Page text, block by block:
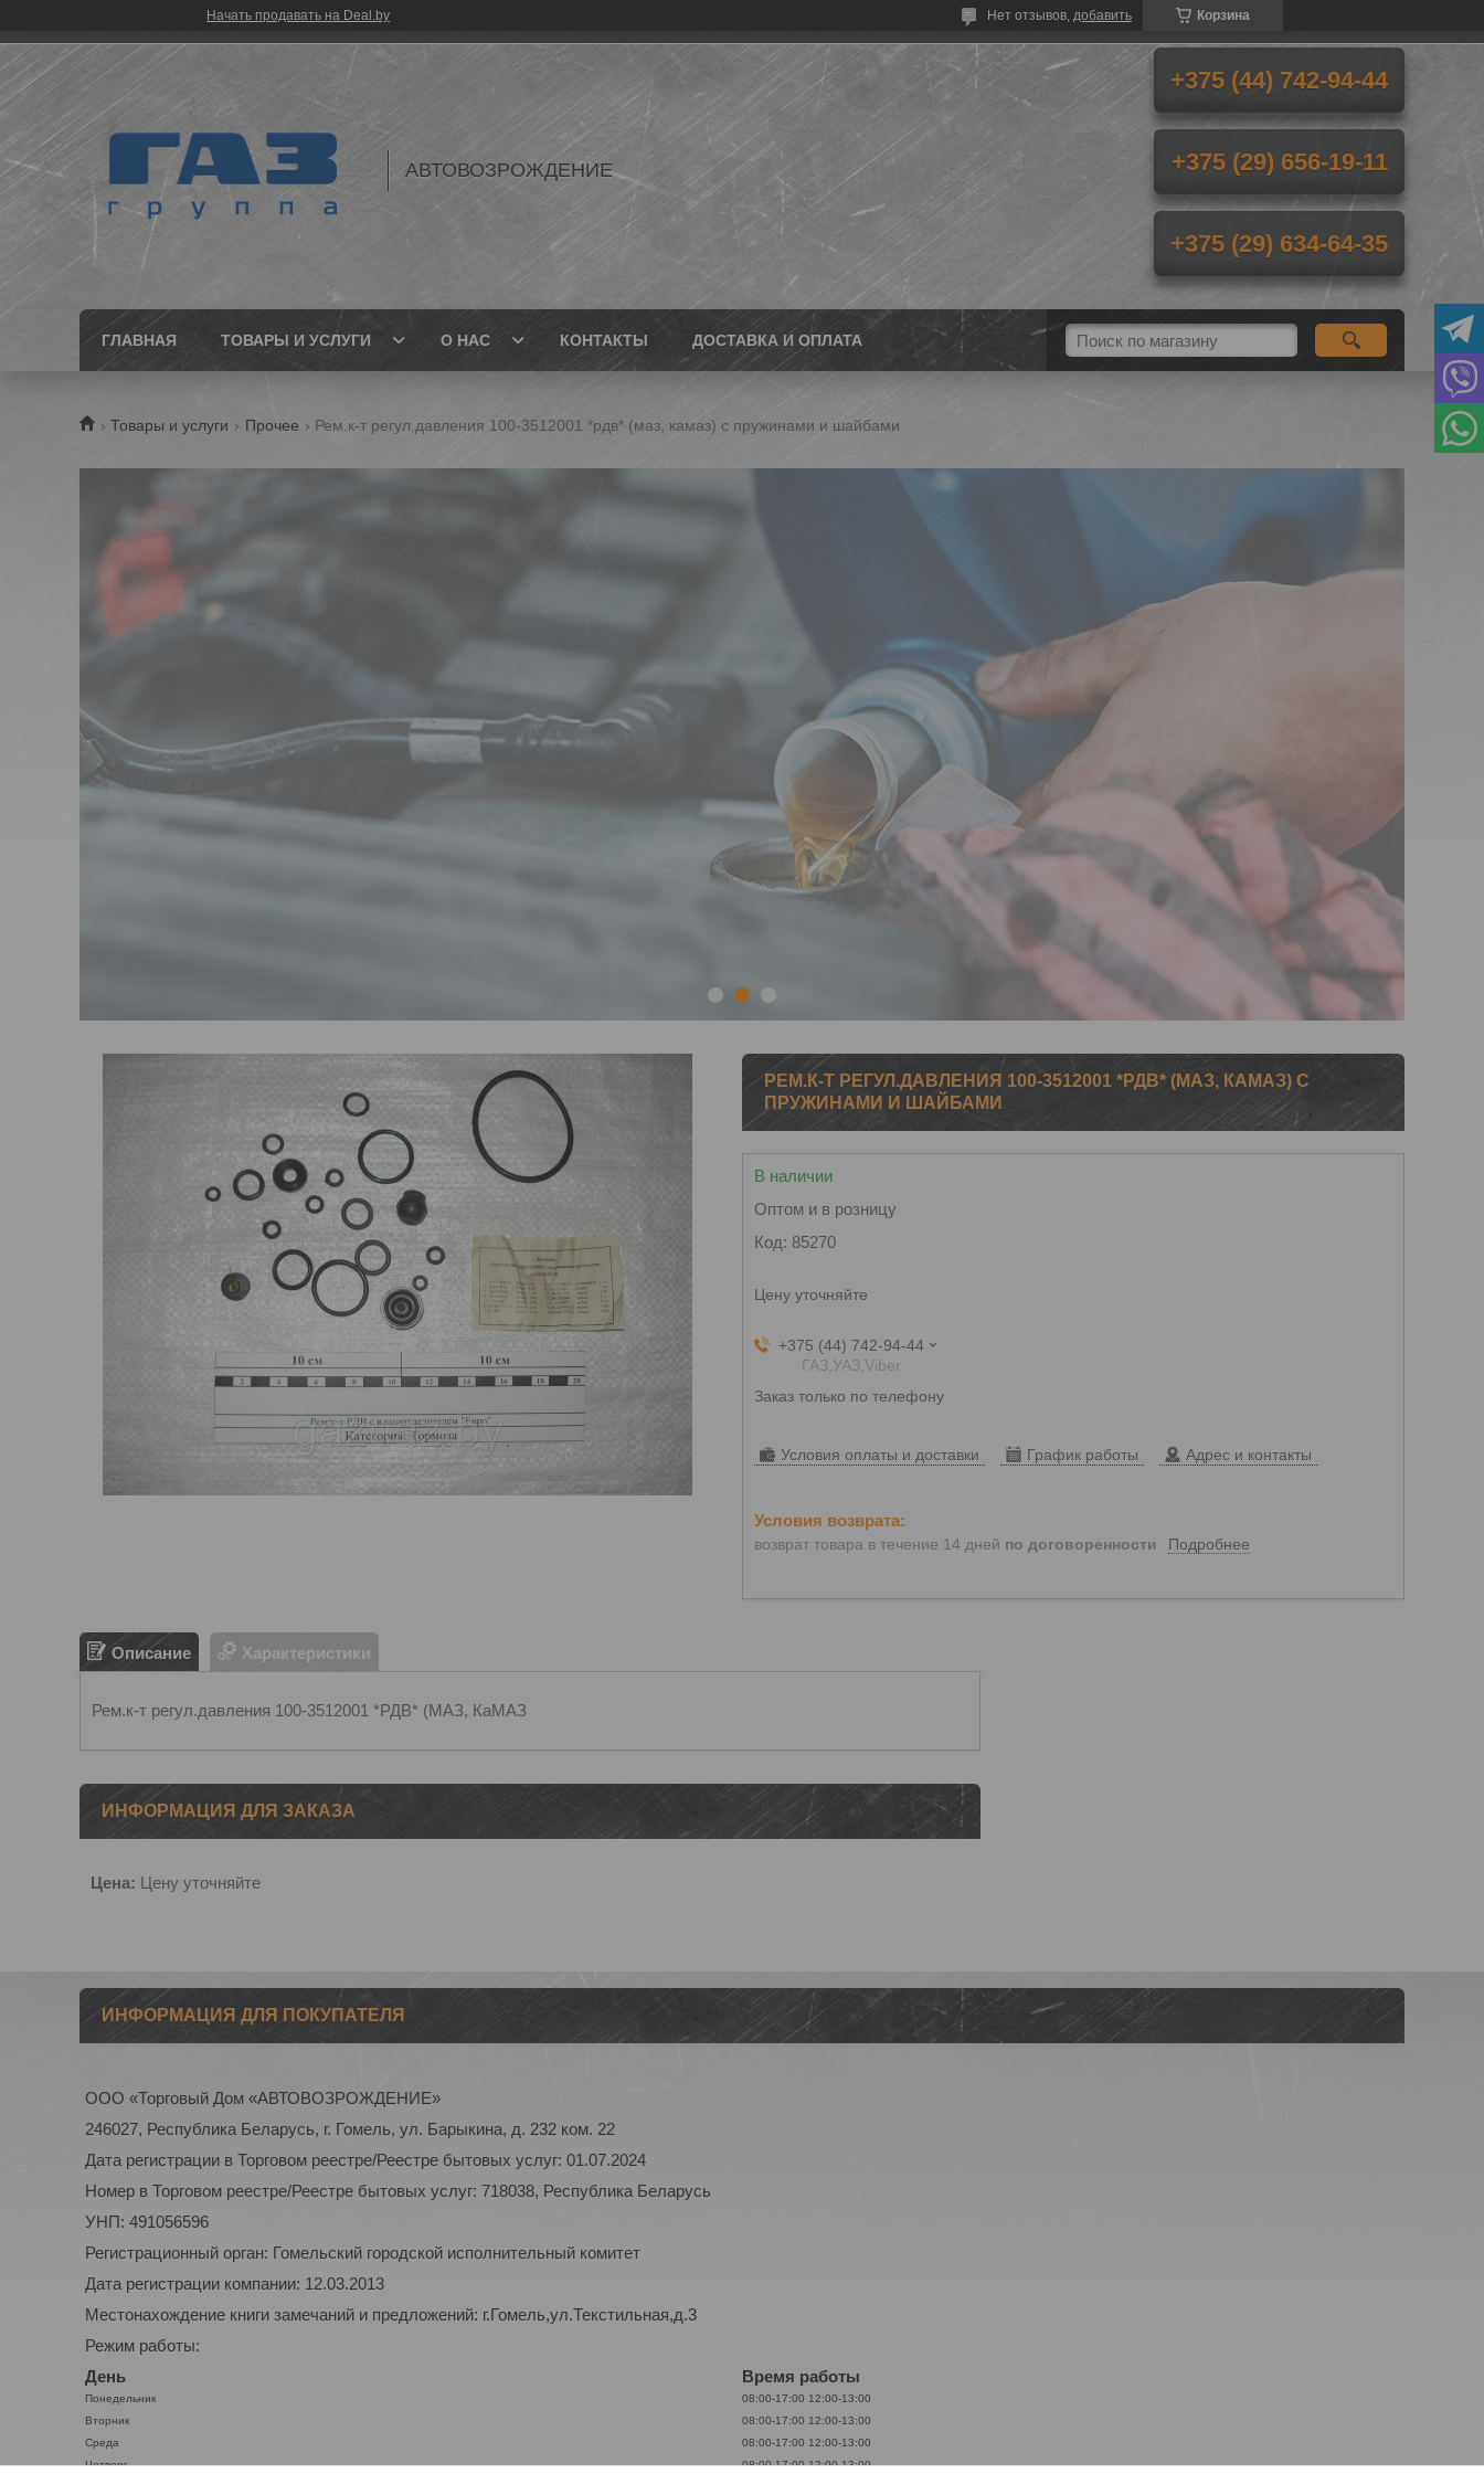
Начать продавать на Deal.by Корзина
Нет отзывов, добавить
АВТОВОЗРОЖДЕНИЕ
+375 (44) 742-94-44
+375 (29) 656-19-11
+375 (29) 634-64-35
ГЛАВНАЯ ТОВАРЫ И УСЛУГИ О НАС КОНТАКТЫ ДОСТАВКА И ОПЛАТА
Товары и услуги Прочее Рем.к-т регул.давления 100-3512001 *рдв* (маз, камаз) с пружинами и шайбами
РЕМ.К-Т РЕГУЛ.ДАВЛЕНИЯ 100-3512001 *РДВ* (МАЗ, КАМАЗ) С
ПРУЖИНАМИ И ШАЙБАМИ
В наличии
Оптом и в розницу
Код: 85270
Цену уточняйте
+375 (44) 742-94-44
ГАЗ,УАЗ,Viber
Заказ только по телефону
Условия оплаты и доставки График работы Адрес и контакты
возврат товара в течение 14 дней по договоренности Подробнее
Описание Характеристики
Рем.к-т регул.давления 100-3512001 *РДВ* (МАЗ, КаМАЗ
ИНФОРМАЦИЯ ДЛЯ ЗАКАЗА
Цена: Цену уточняйте
ИНФОРМАЦИЯ ДЛЯ ПОКУПАТЕЛЯ
ООО «Торговый Дом «АВТОВОЗРОЖДЕНИЕ»
246027, Республика Беларусь, г. Гомель, ул. Барыкина, д. 232 ком. 22
Дата регистрации в Торговом реестре/Реестре бытовых услуг: 01.07.2024
Номер в Торговом реестре/Реестре бытовых услуг: 718038, Республика Беларусь
УНП: 491056596
Регистрационный орган: Гомельский городской исполнительный комитет
Дата регистрации компании: 12.03.2013
Местонахождение книги замечаний и предложений: г.Гомель,ул.Текстильная,д.3
Режим работы:
День
Время работы
Понедельник 08:00-17:00 12:00-13:00
Вторник
08:00-17:00 12:00-13:00
Среда
08:00-17:00 12:00-13:00
Четверг
08:00-17:0012:00-13:00